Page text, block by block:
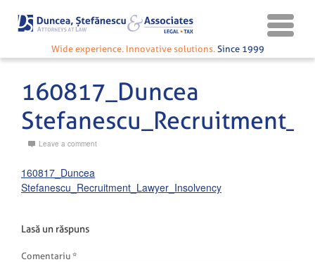
Wide experience. Innovative solutions. Since 1999
160817_Duncea
Leave a comment
160817_Duncea
Stefanescu_Recruitment_Lawyer_Insolvency
Lasă un răspuns
Comentariu *